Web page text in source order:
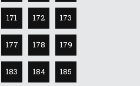
171 172 173
177 178 179
183 184 185